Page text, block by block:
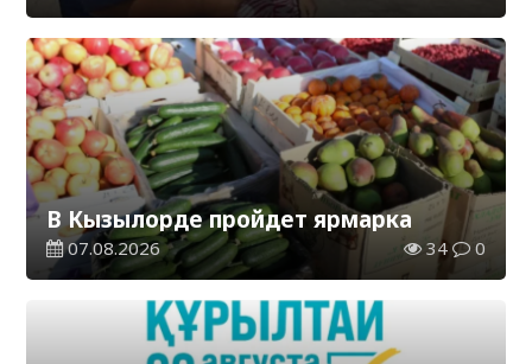
В Кызылорде пройдет ярмарка
07.08.2026 34 0